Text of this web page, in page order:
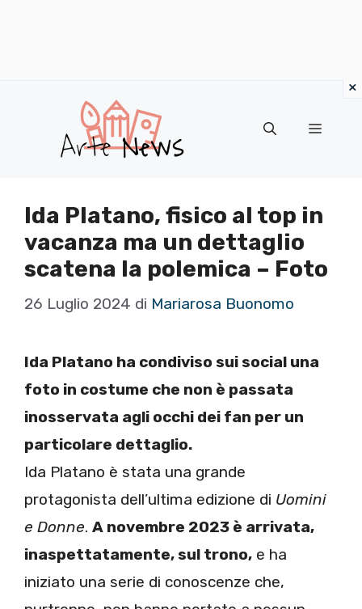
contenuto
Menu
Ida Platano, fisico al top in
vacanza ma un dettaglio
scatena la polemica – Foto
26 Luglio 2024 di Mariarosa Buonomo
Ida Platano ha condiviso sui social una
foto in costume che non è passata
inosservata agli occhi dei fan per un
particolare dettaglio.
Ida Platano è stata una grande
protagonista dell’ultima edizione di Uomini
e Donne. A novembre 2023 è arrivata,
inaspettatamente, sul trono, e ha
iniziato una serie di conoscenze che,
×